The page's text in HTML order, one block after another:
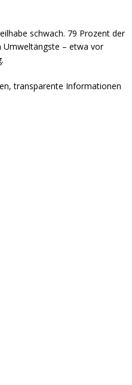
schwach. 79 Prozent der
Umweltängste – etwa vor
transparente Informationen